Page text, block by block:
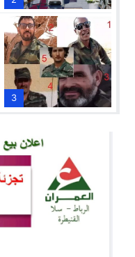
3